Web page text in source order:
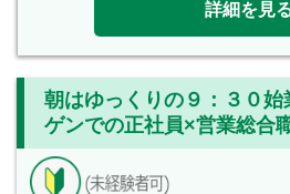
詳細を見
朝はゆっくりの９：３０
ゲンでの正社員×営業総合